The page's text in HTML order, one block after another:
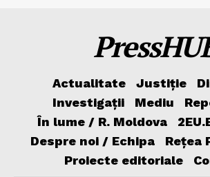
Actualitate Justiție
Investigații
Mediu
În lume / R. Moldova
Despre noi / Echipa
Rețea
Proiecte editoriale